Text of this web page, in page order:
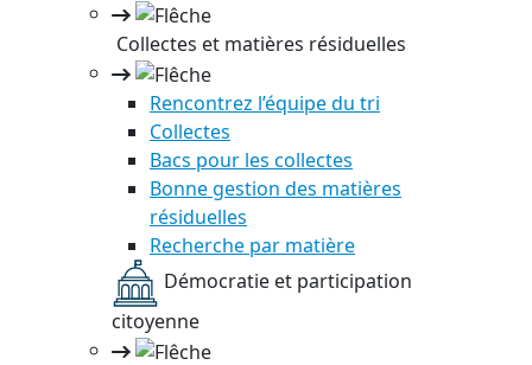
Collectes et matières résiduelles
Rencontrez l’équipe du tri
Collectes
Bacs pour les collectes
Bonne gestion des matières
résiduelles
Recherche par matière
Démocratie et participation
citoyenne